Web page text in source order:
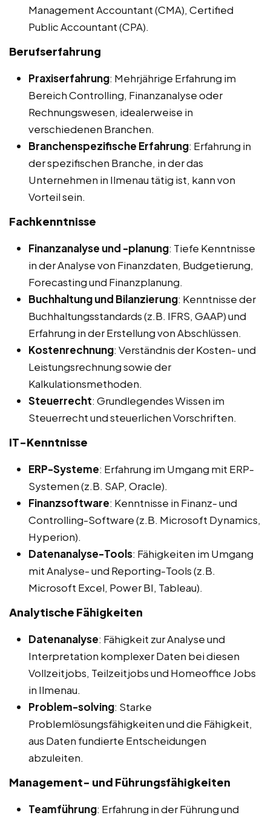
Management Accountant (CMA), Certified
Public Accountant (CPA).
Berufserfahrung
Praxiserfahrung: Mehrjährige Erfahrung im
Bereich Controlling, Finanzanalyse oder
Rechnungswesen, idealerweise in
verschiedenen Branchen.
Branchenspezifische Erfahrung: Erfahrung in
der spezifischen Branche, in der das
Unternehmen in Ilmenau tätig ist, kann von
Vorteil sein.
Fachkenntnisse
Finanzanalyse und -planung: Tiefe Kenntnisse
in der Analyse von Finanzdaten, Budgetierung,
Forecasting und Finanzplanung.
Buchhaltung und Bilanzierung: Kenntnisse der
Buchhaltungsstandards (z.B. IFRS, GAAP) und
Erfahrung in der Erstellung von Abschlüssen.
Kostenrechnung: Verständnis der Kosten- und
Leistungsrechnung sowie der
Kalkulationsmethoden.
Steuerrecht: Grundlegendes Wissen im
Steuerrecht und steuerlichen Vorschriften.
IT-Kenntnisse
ERP-Systeme: Erfahrung im Umgang mit ERP-
Systemen (z.B. SAP, Oracle).
Finanzsoftware: Kenntnisse in Finanz- und
Controlling-Software (z.B. Microsoft Dynamics,
Hyperion).
Datenanalyse-Tools: Fähigkeiten im Umgang
mit Analyse- und Reporting-Tools (z.B.
Microsoft Excel, Power BI, Tableau).
Analytische Fähigkeiten
Datenanalyse: Fähigkeit zur Analyse und
Interpretation komplexer Daten bei diesen
Vollzeitjobs, Teilzeitjobs und Homeoffice Jobs
in Ilmenau.
Problem-solving: Starke
Problemlösungsfähigkeiten und die Fähigkeit,
aus Daten fundierte Entscheidungen
abzuleiten.
Management- und Führungsfähigkeiten
Teamführung: Erfahrung in der Führung und